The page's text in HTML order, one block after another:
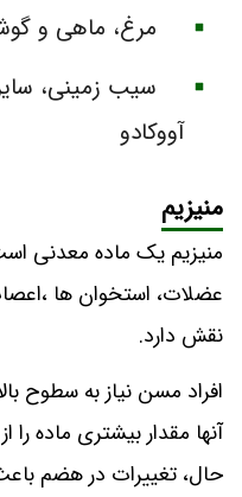
مرغ، ماهی و
سیب زمینی،
آووکادو
منیزیم
منیزیم یک ماده معدنی
عضلات، استخوان ها
نقش دارد.
افراد مسن نیاز به سطوح
آنها مقدار بیشتری ماده
حال، تغییرات در هضم